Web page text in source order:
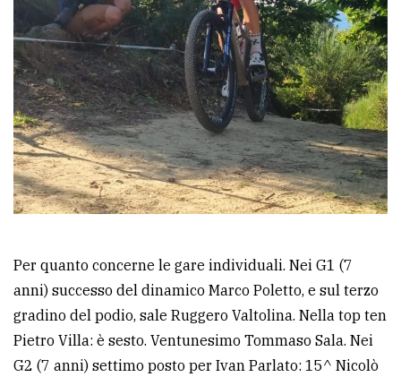
Per quanto concerne le gare individuali. Nei G1 (7
anni) successo del dinamico Marco Poletto, e sul terzo
gradino del podio, sale Ruggero Valtolina. Nella top ten
Pietro Villa: è sesto. Ventunesimo Tommaso Sala. Nei
G2 (7 anni) settimo posto per Ivan Parlato: 15^ Nicolò